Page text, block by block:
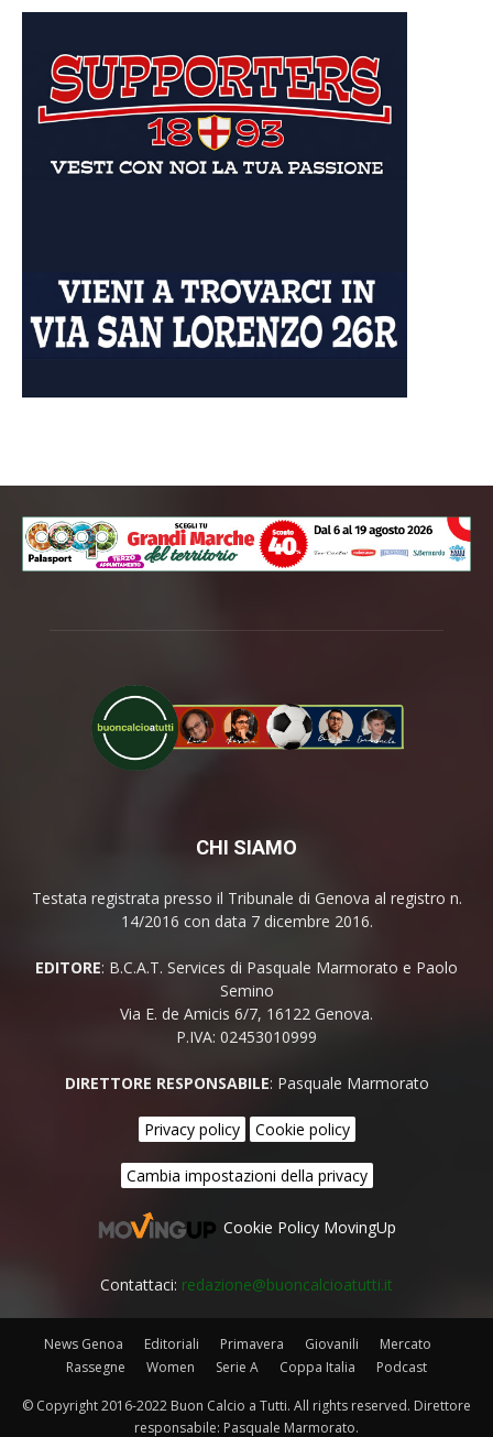
CHI SIAMO
Testata registrata presso il Tribunale di Genova al registro n.
14/2016 con data 7 dicembre 2016.
EDITORE: B.C.A.T. Services di Pasquale Marmorato e Paolo
Semino
Via E. de Amicis 6/7, 16122 Genova.
P.IVA: 02453010999
DIRETTORE RESPONSABILE: Pasquale Marmorato
Privacy policy Cookie policy
Cambia impostazioni della privacy
Cookie Policy MovingUp
Contattaci: redazione@buoncalcioatutti.it
News Genoa Editoriali Primavera Giovanili
Mercato
Rassegne
Women Serie A Coppa Italia Podcast
© Copyright 2016-2022 Buon Calcio a Tutti. All rights reserved. Direttore
responsabile: Pasquale Marmorato.